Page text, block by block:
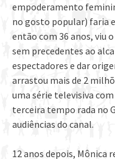
empoderamento
no gosto popular) faria
então com 36 anos, viu
sem precedentes ao
espectadores e dar
arrastou mais de 2
uma série televisiva
terceira tempo rada no
audiências do canal.
12 anos depois, Mônica